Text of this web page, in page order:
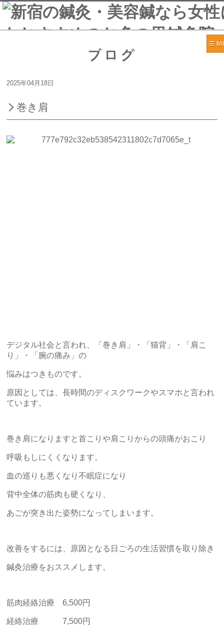
ブログ
2025年04月18日
巻き肩
デジタル社会と言われ、「巻き肩」・「猫背」・「肩こ
り」・「腕の痛み」の
悩みはつきものです。
原因としては、長時間のディスクワークやスマホと言われ
ています。
巻き肩になりますと首こりや肩こりからの頭痛がおこり
呼吸もしにくくなります。
血の巡りも悪くなり不眠症になり
背中全体の筋肉も硬くなり、
あごが突き出た姿勢になってしまいます。
改善をするには、原因となる日ごろの生活習慣を取り除き
鍼灸治療をおススメします。
筋肉経絡治療 6,500円
経絡治療 7,500円